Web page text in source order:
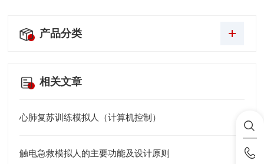
产品分类
相关文章
心肺复苏训练模拟人（计算机控制）
触电急救模拟人的主要功能及设计原则